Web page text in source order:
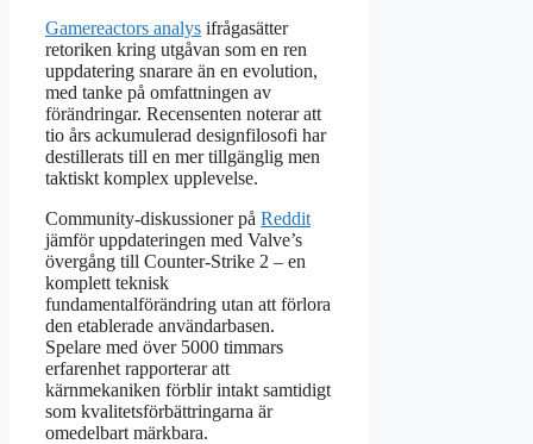
Gamereactors analys ifrågasätter
retoriken kring utgåvan som en ren
uppdatering snarare än en evolution,
med tanke på omfattningen av
förändringar. Recensenten noterar att
tio års ackumulerad designfilosofi har
destillerats till en mer tillgänglig men
taktiskt komplex upplevelse.
Community-diskussioner på Reddit
jämför uppdateringen med Valve’s
övergång till Counter-Strike 2 – en
komplett teknisk
fundamentalförändring utan att förlora
den etablerade användarbasen.
Spelare med över 5000 timmars
erfarenhet rapporterar att
kärnmekaniken förblir intakt samtidigt
som kvalitetsförbättringarna är
omedelbart märkbara.